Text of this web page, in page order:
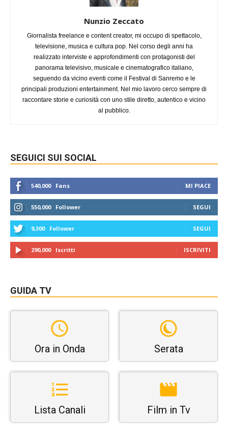
Nunzio Zeccato
Giornalista freelance e content creator, mi occupo di spettacolo,
televisione, musica e cultura pop. Nel corso degli anni ha
realizzato interviste e approfondimenti con protagonisti del
panorama televisivo, musicale e cinematografico italiano,
seguendo da vicino eventi come il Festival di Sanremo e le
principali produzioni entertainment. Nel mio lavoro cerco sempre di
raccontare storie e curiosità con uno stile diretto, autentico e vicino
al pubblico.
SEGUICI SUI SOCIAL
540,000 Fans MI PIACE
550,000 Follower SEGUI
9,300 Follower SEGUI
290,000 Iscritti ISCRIVITI
GUIDA TV
Ora in Onda Serata
Lista Canali Film in Tv